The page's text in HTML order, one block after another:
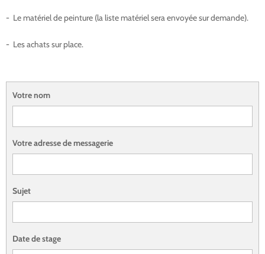
- Le matériel de peinture (la liste matériel sera envoyée sur demande).
- Les achats sur place.
Votre nom
Votre adresse de messagerie
Sujet
Date de stage